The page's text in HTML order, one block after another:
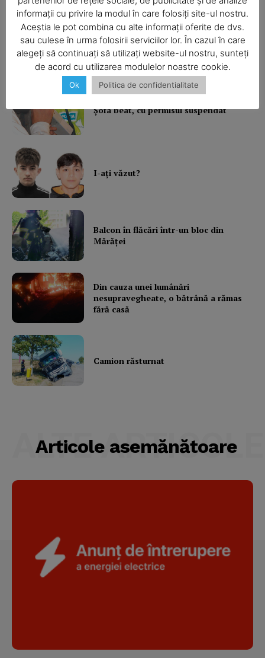
SUBSCRIBE NOW
Company
About
Contact us
Subscription Plans
My account
Ultimele ştiri
Şofa beat, cu permisul suspendat
I-aţi văzut?
Balcon în flăcări într-un bloc din
Mărăţei
Din cauza unei lumânări
nesupravegheate, o bătrână a rămas
fără casă
Camion răsturnat
Articole asemănătoare
ALTE ARTICOLE
informații cu privire la modul în care folosiți site-ul nostru.
Aceștia le pot combina cu alte informații oferite de dvs.
sau culese în urma folosirii serviciilor lor. În cazul în care
alegeți să continuați să utilizați website-ul nostru, sunteți
de acord cu utilizarea modulelor noastre cookie.
Ok Politica de confidentialitate